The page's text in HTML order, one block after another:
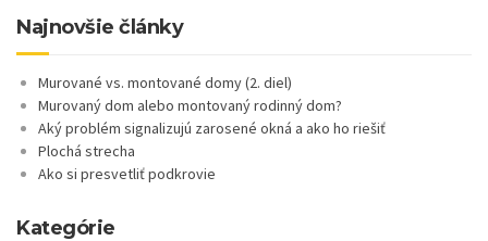
Najnovšie články
Murované vs. montované domy (2. diel)
Murovaný dom alebo montovaný rodinný dom?
Aký problém signalizujú zarosené okná a ako ho riešiť
Plochá strecha
Ako si presvetliť podkrovie
Kategórie